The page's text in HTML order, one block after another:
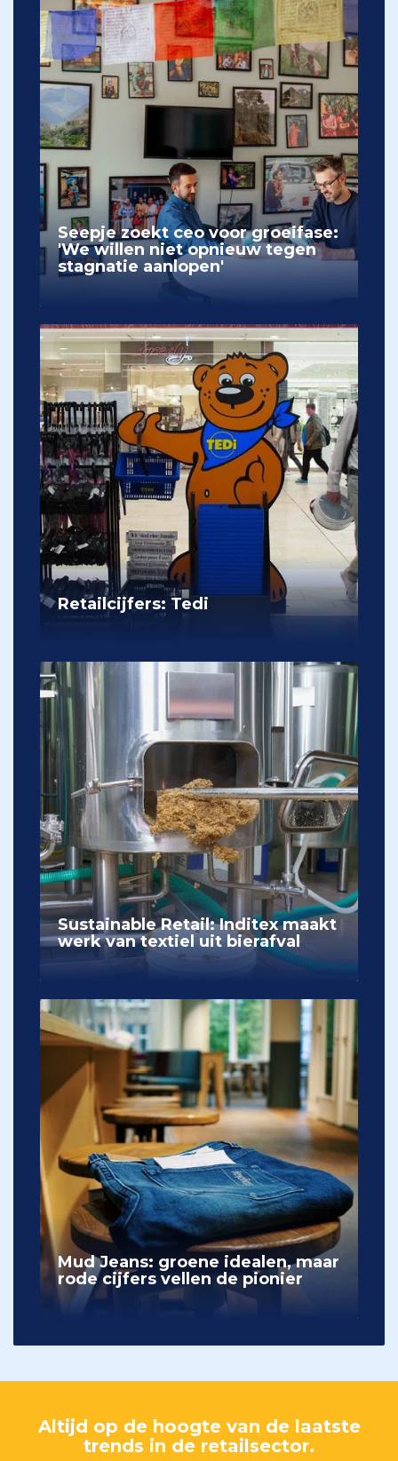
Seepje zoekt ceo voor groeifase:
'We willen niet opnieuw tegen
stagnatie aanlopen'
Retailcijfers: Tedi
Sustainable Retail: Inditex maakt
werk van textiel uit bierafval
Mud Jeans: groene idealen, maar
rode cijfers vellen de pionier
Altijd op de hoogte van de laatste
trends in de retailsector.